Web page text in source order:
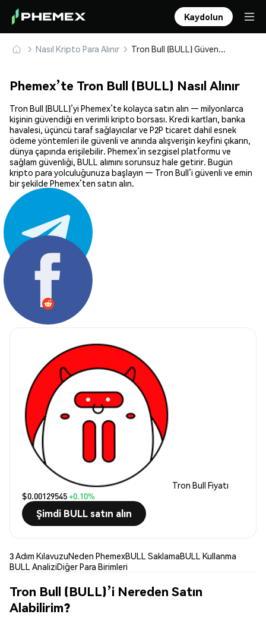
Kaydolun
Nasıl Kripto Para Alınır Tron Bull (BULL) Güvenle Satın Alın ve Saklayın
Phemex’te Tron Bull (BULL) Nasıl Alınır
Tron Bull (BULL)’yi Phemex’te kolayca satın alın — milyonlarca
kişinin güvendiği en verimli kripto borsası. Kredi kartları, banka
havalesi, üçüncü taraf sağlayıcılar ve P2P ticaret dahil esnek
ödeme yöntemleri ile güvenli ve anında alışverişin keyfini çıkarın,
dünya çapında erişilebilir. Phemex’in sezgisel platformu ve
sağlam güvenliği, BULL alımını sorunsuz hale getirir. Bugün
kripto para yolculuğunuza başlayın — Tron Bull’i güvenli ve emin
bir şekilde Phemex’ten satın alın.
Paylaş:
Tron Bull Fiyatı
$0.00129545+0.10%
Şimdi BULL satın alın
3 Adım KılavuzuNeden PhemexBULL SaklamaBULL Kullanma
BULL AnaliziDiğer Para Birimleri
Tron Bull (BULL)’i Nereden Satın
Alabilirim?